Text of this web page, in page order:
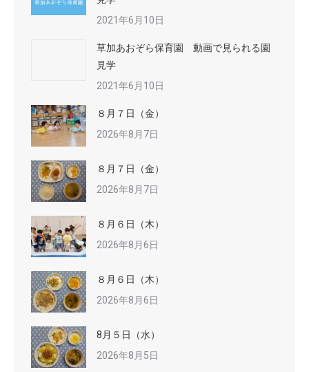
2021年6月10日
草加あおぞら保育園 動画で見られる園
見学
2021年6月10日
８月７日（金）
2026年8月7日
８月７日（金）
2026年8月7日
８月６日（木）
2026年8月6日
８月６日（木）
2026年8月6日
8月５日（水）
2026年8月5日